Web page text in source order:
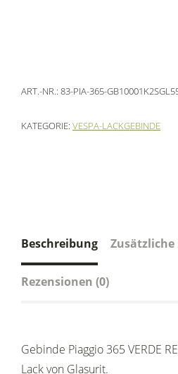
ART.-NR.: 83-PIA-365-
KATEGORIE: VESPA-LACKGEBINDE
Beschreibung
Rezensionen (0)
Gebinde Piaggio 365 VERDE
Lack von Glasurit.